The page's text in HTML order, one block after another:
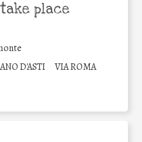
place
D'ASTI
VIA ROMA